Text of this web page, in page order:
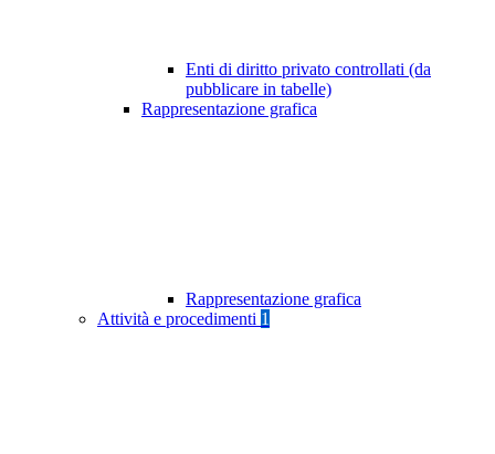
Enti di diritto privato controllati (da
pubblicare in tabelle)
Rappresentazione grafica
Rappresentazione grafica
Attività e procedimenti 1